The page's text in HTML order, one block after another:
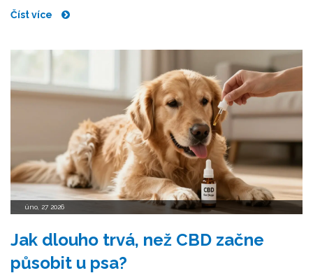
Číst více
úno, 27 2026
Jak dlouho trvá, než CBD začne
působit u psa?